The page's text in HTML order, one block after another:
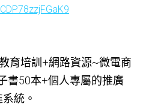
育培訓+網路資源~微電商
書50本+個人專屬的推廣
統。